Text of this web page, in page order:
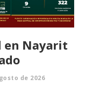
en Nayarit
de 2026